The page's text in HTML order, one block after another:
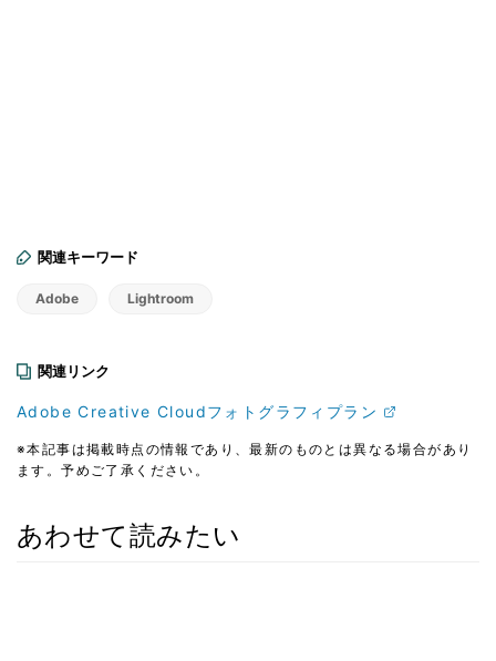
関連キーワード
Adobe Lightroom
関連リンク
Adobe Creative Cloudフォトグラフィプラン
※本記事は掲載時点の情報であり、最新のものとは異なる場合があり
ます。予めご了承ください。
あわせて読みたい